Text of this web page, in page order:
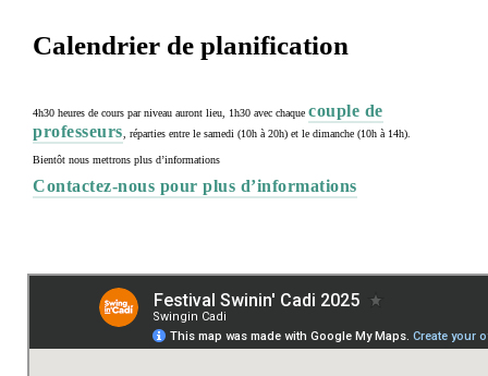
Calendrier de planification
4h30 heures de cours par niveau auront lieu, 1h30 avec chaquecouple de
professeurs, réparties entre le samedi (10h à 20h) et le dimanche (10h à 14h).
Bientôt nous mettrons plus d’informations
Contactez-nous pour plus d’informations